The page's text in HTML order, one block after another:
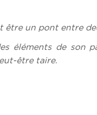
être un pont entre
éléments de son
être taire.